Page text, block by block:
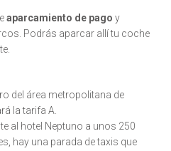
aparcamiento de pago y
Podrás aparcar allí tu coche
del área metropolitana de
la tarifa A.
al hotel Neptuno a unos 250
hay una parada de taxis que